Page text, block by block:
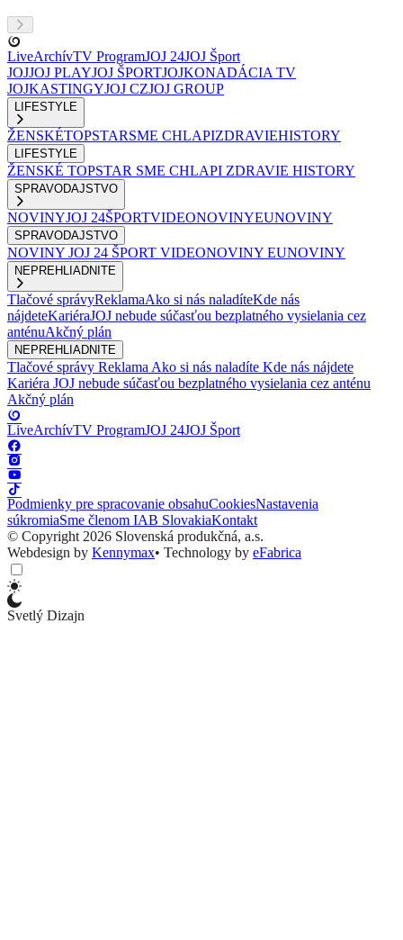
LiveArchívTV ProgramJOJ 24JOJ Šport
JOJJOJ PLAYJOJ ŠPORTJOJKONADÁCIA TV
JOJKASTINGYJOJ CZJOJ GROUP
LIFESTYLE
ŽENSKÉTOPSTARSME CHLAPIZDRAVIEHISTORY
LIFESTYLE
ŽENSKÉ TOPSTAR SME CHLAPI ZDRAVIE HISTORY
SPRAVODAJSTVO
NOVINYJOJ 24ŠPORTVIDEONOVINYEUNOVINY
SPRAVODAJSTVO
NOVINY JOJ 24 ŠPORT VIDEONOVINY EUNOVINY
NEPREHLIADNITE
Tlačové správyReklamaAko si nás naladíteKde nás
nájdeteKariéraJOJ nebude súčasťou bezplatného vysielania cez
anténuAkčný plán
NEPREHLIADNITE
Tlačové správy Reklama Ako si nás naladíte Kde nás nájdete
Kariéra JOJ nebude súčasťou bezplatného vysielania cez anténu
Akčný plán
LiveArchívTV ProgramJOJ 24JOJ Šport
Podmienky pre spracovanie obsahuCookiesNastavenia
súkromiaSme členom IAB SlovakiaKontakt
© Copyright 2026 Slovenská produkčná, a.s.
Webdesign by Kennymax• Technology by eFabrica
Svetlý Dizajn